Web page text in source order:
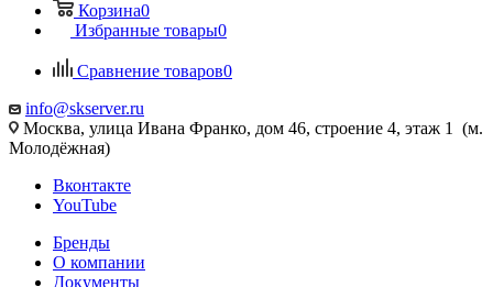
Корзина0
Избранные товары0
Сравнение товаров0
info@skserver.ru
Москва, улица Ивана Франко, дом 46, строение 4, этаж 1 (м.
Молодёжная)
Вконтакте
YouTube
Бренды
О компании
Документы